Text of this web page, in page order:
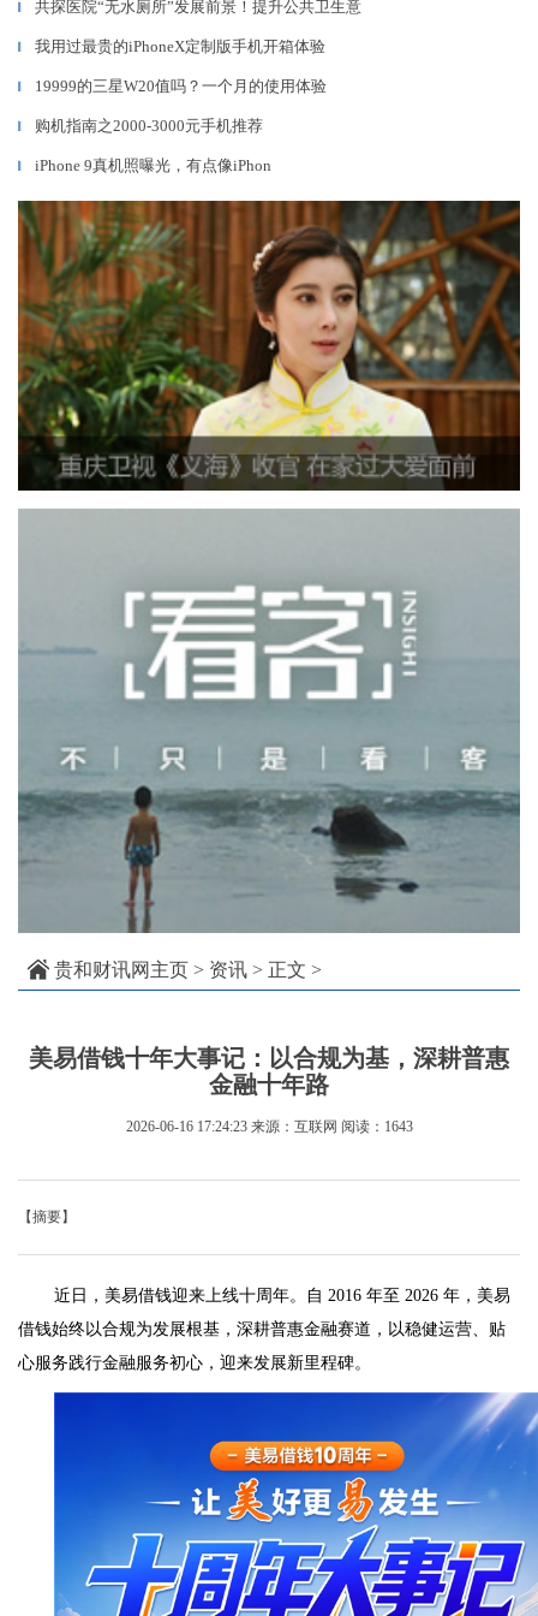
▎ 共探医院“无水厕所”发展前景！提升公共卫生意
▎ 我用过最贵的iPhoneX定制版手机开箱体验
▎ 19999的三星W20值吗？一个月的使用体验
▎ 购机指南之2000-3000元手机推荐
▎ iPhone 9真机照曝光，有点像iPhon
贵和财讯网主页 > 资讯 > 正文 >
美易借钱十年大事记：以合规为基，深耕普惠
金融十年路
2026-06-16 17:24:23 来源：互联网 阅读：1643
【摘要】
近日，美易借钱迎来上线十周年。自 2016 年至 2026 年，美易
借钱始终以合规为发展根基，深耕普惠金融赛道，以稳健运营、贴
心服务践行金融服务初心，迎来发展新里程碑。